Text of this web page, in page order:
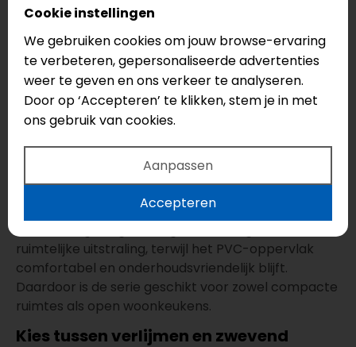
Legmethode: Click
Vloertype: Tegel
€52,95
€47,65
rustige interieurs
oogt, blijft VivaFloors Fjords juist zacht en
ruimtelijke uitstraling, terwijl het PVC-oppervlak
comfortabel en onderhoudsvriendelijk blijft.
Daardoor is de serie geschikt voor zowel compacte
ruimtes als open woonkeukens.
Kies tussen verlijmen en zwevend
Cookie instellingen
We gebruiken cookies om jouw browse-ervaring
te verbeteren, gepersonaliseerde advertenties
weer te geven en ons verkeer te analyseren.
Door op ‘Accepteren’ te klikken, stem je in met
ons gebruik van cookies.
Aanpassen
Accepteren